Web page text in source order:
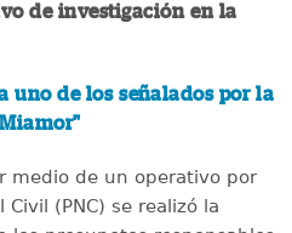
de investigación en la
uno de los señalados por la
medio de un operativo por
(PNC) se realizó la